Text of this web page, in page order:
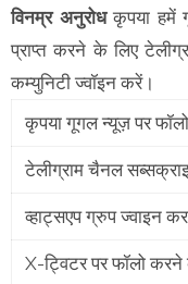
विनम्र अनुरोधकृपया हमें
प्राप्त करने के लिए
कम्युनिटी ज्वॉइन करें।
कृपया गूगल न्यूज़ पर
टेलीग्राम चैनल
व्हाट्सएप ग्रुप ज्वाइन
X-ट्विटर पर फॉलो